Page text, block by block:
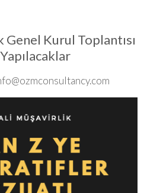
Kurul Toplantısı